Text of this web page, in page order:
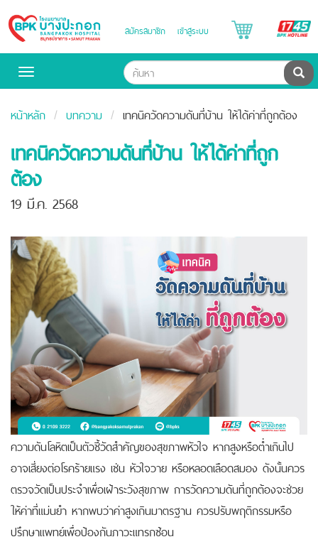
Bangpakok
Hospital
สมัครสมาชิก เข้าสู่ระบบ
Toggle
ค้น
หน้าหลัก บทความ เทคนิควัดความดันที่บ้าน ให้ได้ค่าที่ถูกต้อง
เทคนิควัดความดันที่บ้าน ให้ได้ค่าที่ถูก
ต้อง
19 มี.ค. 2568
ความดันโลหิตเป็นตัวชี้วัดสำคัญของสุขภาพหัวใจ หากสูงหรือต่ำเกินไป
อาจเสี่ยงต่อโรคร้ายแรง เช่น หัวใจวาย หรือหลอดเลือดสมอง ดังนั้นควร
ตรวจวัดเป็นประจำเพื่อเฝ้าระวังสุขภาพ การวัดความดันที่ถูกต้องจะช่วย
ให้ค่าที่แม่นยำ หากพบว่าค่าสูงเกินมาตรฐาน ควรปรับพฤติกรรมหรือ
ปรึกษาแพทย์เพื่อป้องกันภาวะแทรกซ้อน